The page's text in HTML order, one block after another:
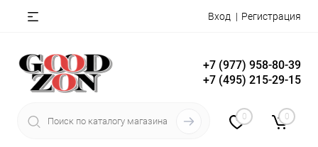
Вход Регистрация
+7 (977) 958-80-39
+7 (495) 215-29-15
0 0